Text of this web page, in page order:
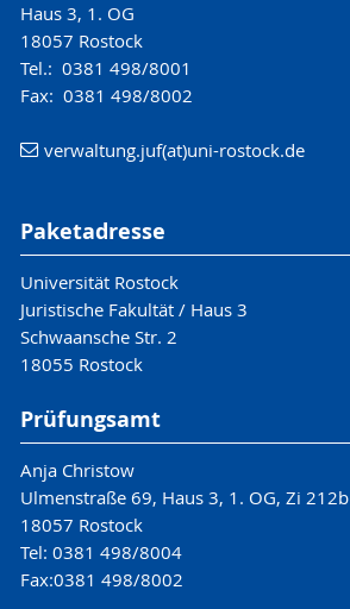
Haus 3, 1. OG
18057 Rostock
Tel.: 0381 498/8001
Fax: 0381 498/8002
verwaltung.juf(at)uni-rostock.de
Paketadresse
Universität Rostock
Juristische Fakultät / Haus 3
Schwaansche Str. 2
18055 Rostock
Prüfungsamt
Anja Christow
Ulmenstraße 69, Haus 3, 1. OG, Zi 212b
18057 Rostock
Tel: 0381 498/8004
Fax:0381 498/8002